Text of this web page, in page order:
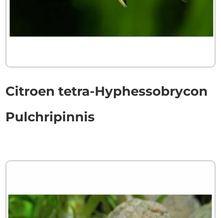
Citroen tetra-Hyphessobrycon
Pulchripinnis